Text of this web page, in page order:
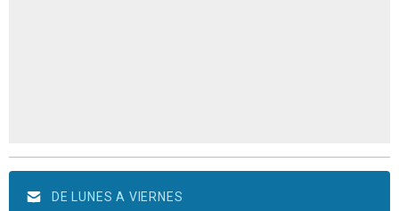
DE LUNES A VIERNES